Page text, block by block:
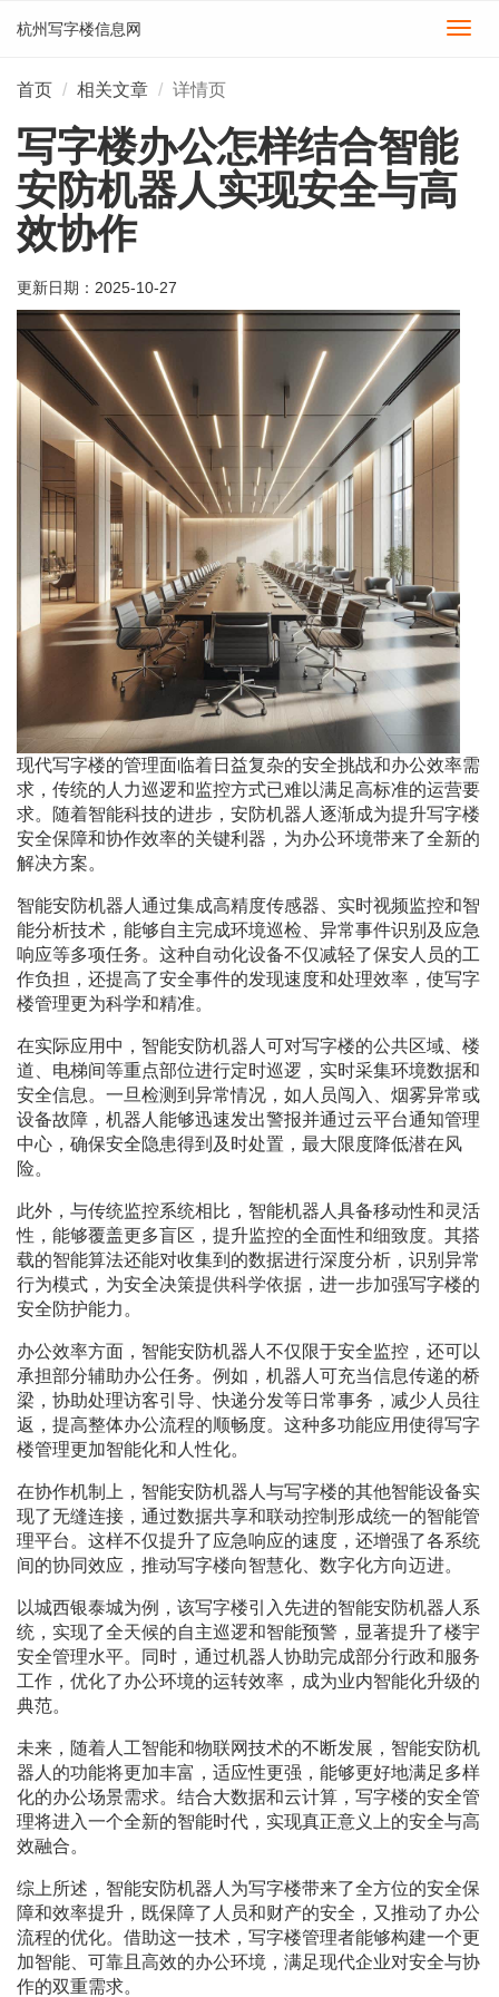
切
杭州写字楼信息网
首页 相关文章 详情页
写字楼办公怎样结合智能
安防机器人实现安全与高
效协作
更新日期： 2025-10-27
现代写字楼的管理面临着日益复杂的安全挑战和办公效率需
求，传统的人力巡逻和监控方式已难以满足高标准的运营要
求。随着智能科技的进步，安防机器人逐渐成为提升写字楼
安全保障和协作效率的关键利器，为办公环境带来了全新的
解决方案。
智能安防机器人通过集成高精度传感器、实时视频监控和智
能分析技术，能够自主完成环境巡检、异常事件识别及应急
响应等多项任务。这种自动化设备不仅减轻了保安人员的工
作负担，还提高了安全事件的发现速度和处理效率，使写字
楼管理更为科学和精准。
在实际应用中，智能安防机器人可对写字楼的公共区域、楼
道、电梯间等重点部位进行定时巡逻，实时采集环境数据和
安全信息。一旦检测到异常情况，如人员闯入、烟雾异常或
设备故障，机器人能够迅速发出警报并通过云平台通知管理
中心，确保安全隐患得到及时处置，最大限度降低潜在风
险。
此外，与传统监控系统相比，智能机器人具备移动性和灵活
性，能够覆盖更多盲区，提升监控的全面性和细致度。其搭
载的智能算法还能对收集到的数据进行深度分析，识别异常
行为模式，为安全决策提供科学依据，进一步加强写字楼的
安全防护能力。
办公效率方面，智能安防机器人不仅限于安全监控，还可以
承担部分辅助办公任务。例如，机器人可充当信息传递的桥
梁，协助处理访客引导、快递分发等日常事务，减少人员往
返，提高整体办公流程的顺畅度。这种多功能应用使得写字
楼管理更加智能化和人性化。
在协作机制上，智能安防机器人与写字楼的其他智能设备实
现了无缝连接，通过数据共享和联动控制形成统一的智能管
理平台。这样不仅提升了应急响应的速度，还增强了各系统
间的协同效应，推动写字楼向智慧化、数字化方向迈进。
以城西银泰城为例，该写字楼引入先进的智能安防机器人系
统，实现了全天候的自主巡逻和智能预警，显著提升了楼宇
安全管理水平。同时，通过机器人协助完成部分行政和服务
工作，优化了办公环境的运转效率，成为业内智能化升级的
典范。
未来，随着人工智能和物联网技术的不断发展，智能安防机
器人的功能将更加丰富，适应性更强，能够更好地满足多样
化的办公场景需求。结合大数据和云计算，写字楼的安全管
理将进入一个全新的智能时代，实现真正意义上的安全与高
效融合。
综上所述，智能安防机器人为写字楼带来了全方位的安全保
障和效率提升，既保障了人员和财产的安全，又推动了办公
流程的优化。借助这一技术，写字楼管理者能够构建一个更
加智能、可靠且高效的办公环境，满足现代企业对安全与协
作的双重需求。